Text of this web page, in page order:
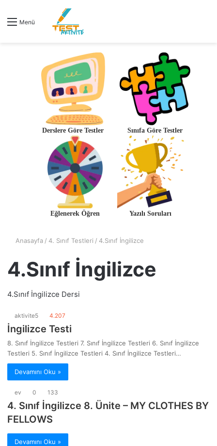
Menü
Derslere Göre Testler Sınıfa Göre Testler
Eğlenerek Öğren Yazılı Soruları
Anasayfa / 4. Sınıf Testleri / 4.Sınıf İngilizce
4.Sınıf İngilizce
4.Sınıf İngilizce Dersi
aktivite5 4.207
İngilizce Testi
8. Sınıf İngilizce Testleri 7. Sınıf İngilizce Testleri 6. Sınıf İngilizce
Testleri 5. Sınıf İngilizce Testleri 4. Sınıf İngilizce Testleri…
Devamını Oku »
ev 0 133
4. Sınıf İngilizce 8. Ünite – MY CLOTHES BY
FELLOWS
Devamını Oku »